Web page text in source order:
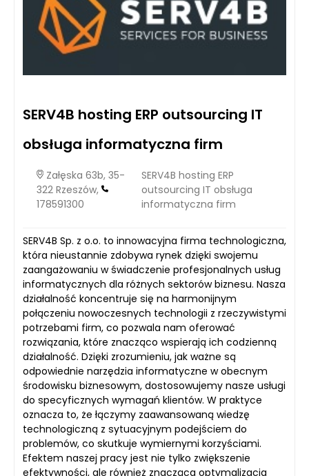
SERV4B hosting ERP outsourcing IT
obsługa informatyczna firm
Załęska 63b, 35-
322 Rzeszów,
178591300
SERV4B hosting ERP
outsourcing IT obsługa
informatyczna firm
SERV4B Sp. z o.o. to innowacyjna firma technologiczna,
która nieustannie zdobywa rynek dzięki swojemu
zaangażowaniu w świadczenie profesjonalnych usług
informatycznych dla różnych sektorów biznesu. Nasza
działalność koncentruje się na harmonijnym
połączeniu nowoczesnych technologii z rzeczywistymi
potrzebami firm, co pozwala nam oferować
rozwiązania, które znacząco wspierają ich codzienną
działalność. Dzięki zrozumieniu, jak ważne są
odpowiednie narzędzia informatyczne w obecnym
środowisku biznesowym, dostosowujemy nasze usługi
do specyficznych wymagań klientów. W praktyce
oznacza to, że łączymy zaawansowaną wiedzę
technologiczną z sytuacyjnym podejściem do
problemów, co skutkuje wymiernymi korzyściami.
Efektem naszej pracy jest nie tylko zwiększenie
efektywności, ale również znacząca optymalizacja